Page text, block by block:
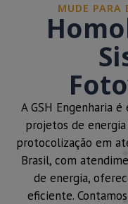
MUDE PARA
A GSH Engenharia
projetos de
protocolização em
Brasil, com
de energia,
eficiente.